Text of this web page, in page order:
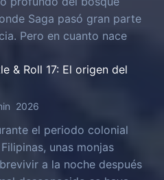
Saga pasó gran parte
Pero en cuanto nace
& Roll 17: El origen del
2026
el periodo colonial
unas monjas
a la noche después